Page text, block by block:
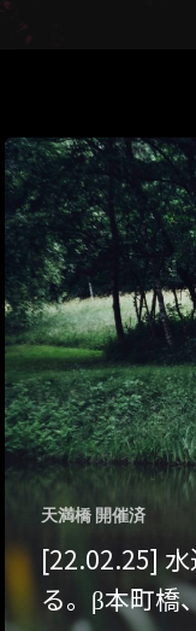
天満橋 開催済
[22.02.25]
る。β本町橋